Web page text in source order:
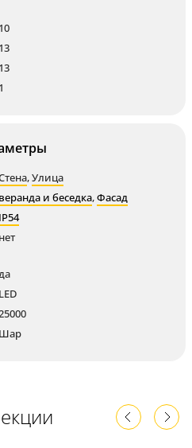
10
13
13
1
,Улица
веранда и беседка,Фасад
IP54
нет
LED
Шар